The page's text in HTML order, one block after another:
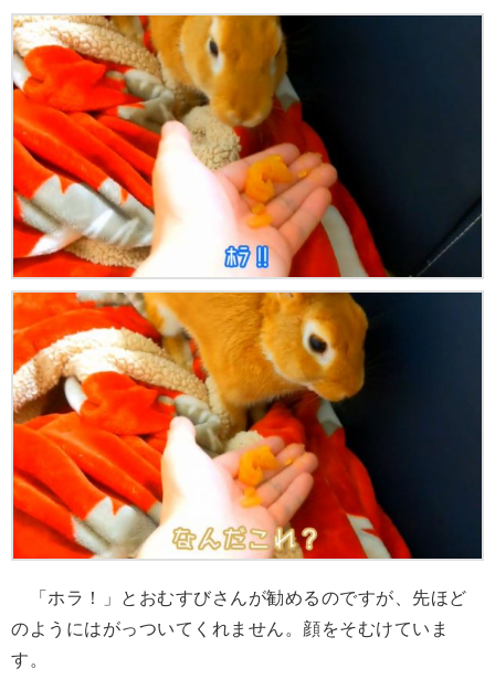
「ホラ！」とおむすびさんが勧めるのですが、先ほど
のようにはがっついてくれません。顔をそむけていま
す。